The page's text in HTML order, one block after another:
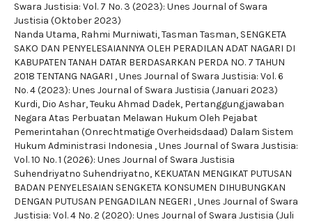
Swara Justisia: Vol. 7 No. 3 (2023): Unes Journal of Swara
Justisia (Oktober 2023)
Nanda Utama, Rahmi Murniwati, Tasman Tasman, SENGKETA
SAKO DAN PENYELESAIANNYA OLEH PERADILAN ADAT NAGARI DI
KABUPATEN TANAH DATAR BERDASARKAN PERDA NO. 7 TAHUN
2018 TENTANG NAGARI ,Unes Journal of Swara Justisia: Vol. 6
No. 4 (2023): Unes Journal of Swara Justisia (Januari 2023)
Kurdi, Dio Ashar, Teuku Ahmad Dadek, Pertanggungjawaban
Negara Atas Perbuatan Melawan Hukum Oleh Pejabat
Pemerintahan (Onrechtmatige Overheidsdaad) Dalam Sistem
Hukum Administrasi Indonesia ,Unes Journal of Swara Justisia:
Vol. 10 No. 1 (2026): Unes Journal of Swara Justisia
Suhendriyatno Suhendriyatno, KEKUATAN MENGIKAT PUTUSAN
BADAN PENYELESAIAN SENGKETA KONSUMEN DIHUBUNGKAN
DENGAN PUTUSAN PENGADILAN NEGERI ,Unes Journal of Swara
Justisia: Vol. 4 No. 2 (2020): Unes Journal of Swara Justisia (Juli